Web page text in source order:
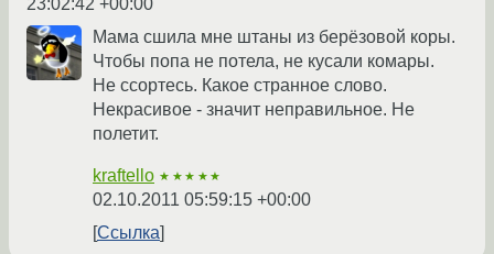
23:02:42 +00:00
Мама сшила мне штаны из берёзовой коры.
Чтобы попа не потела, не кусали комары.
Не ссортесь. Какое странное слово.
Некрасивое - значит неправильное. Не
полетит.
kraftello ★★★★★
02.10.2011 05:59:15 +00:00
Ссылка